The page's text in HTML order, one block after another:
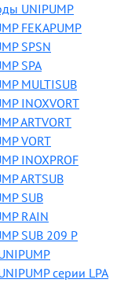
UNIPUMP
FEKAPUMP
SPSN
SPA
MULTISUB
INOXVORT
ARTVORT
VORT
INOXPROF
ARTSUB
SUB
RAIN
SUB 209 P
серии LPA